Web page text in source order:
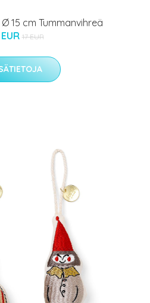
15 cm Tummanvihreä
17 EUR